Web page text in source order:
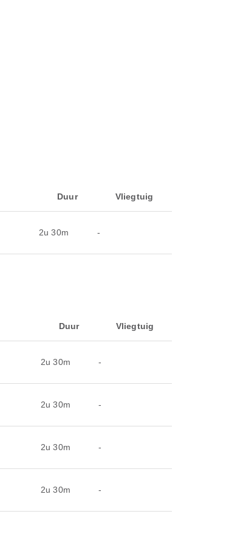
Duur Vliegtuig
2u 30m -
Duur Vliegtuig
2u 30m -
2u 30m -
2u 30m -
2u 30m -